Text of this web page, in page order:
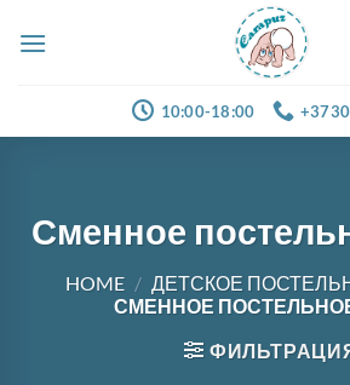
10:00-18:00
Сменное
HOME / ДЕТСКОЕ
СМЕННОЕ